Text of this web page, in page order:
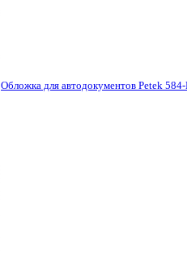
Обложка для автодокументов Реtek